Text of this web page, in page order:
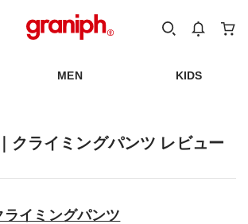
探す
MEN KIDS
クライミングパンツ レビュー
イミングパンツ